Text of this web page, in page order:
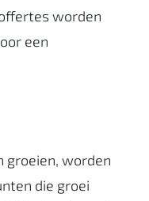
worden
een
groeien, worden
die groei